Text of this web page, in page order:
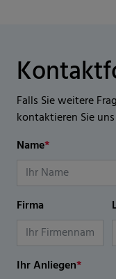
Falls Sie weitere
kontaktieren Sie
Name*
Firma
Ihr Anliegen*